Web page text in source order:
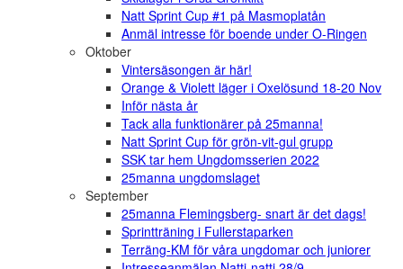
Natt Sprint Cup #1 på Masmoplatån
Anmäl intresse för boende under O-Ringen
Oktober
Vintersäsongen är här!
Orange & Violett läger i Oxelösund 18-20 Nov
Inför nästa år
Tack alla funktionärer på 25manna!
Natt Sprint Cup för grön-vit-gul grupp
SSK tar hem Ungdomsserien 2022
25manna ungdomslaget
September
25manna Flemingsberg- snart är det dags!
Sprintträning i Fullerstaparken
Terräng-KM för våra ungdomar och juniorer